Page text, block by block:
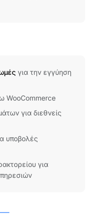
για την εγγύηση
WooCommerce
για διεθνείς
υποβολές
για